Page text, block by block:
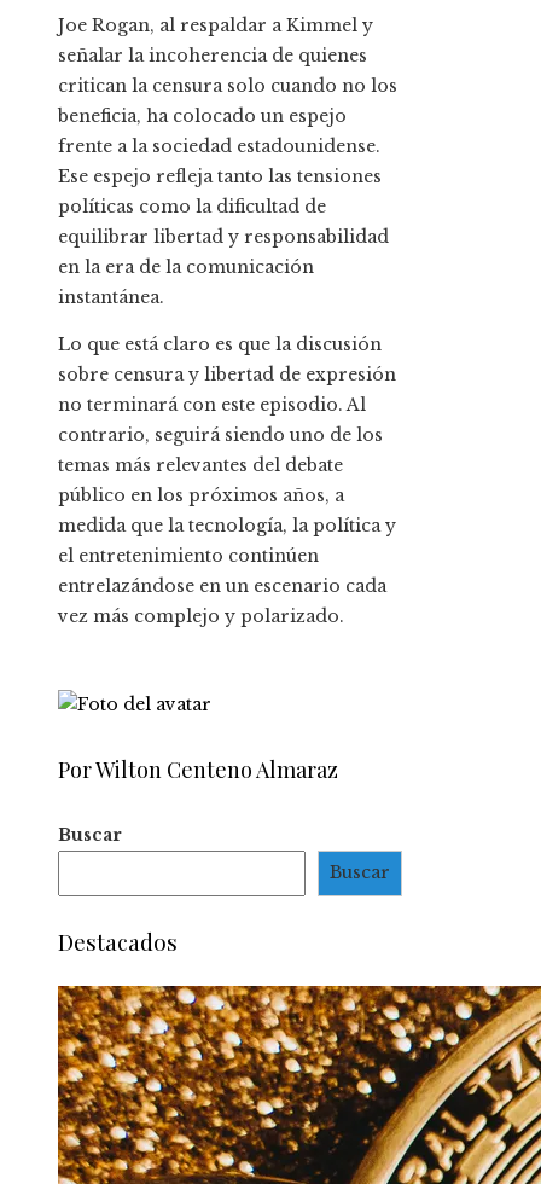
Joe Rogan, al respaldar a Kimmel y
señalar la incoherencia de quienes
critican la censura solo cuando no los
beneficia, ha colocado un espejo
frente a la sociedad estadounidense.
Ese espejo refleja tanto las tensiones
políticas como la dificultad de
equilibrar libertad y responsabilidad
en la era de la comunicación
instantánea.
Lo que está claro es que la discusión
sobre censura y libertad de expresión
no terminará con este episodio. Al
contrario, seguirá siendo uno de los
temas más relevantes del debate
público en los próximos años, a
medida que la tecnología, la política y
el entretenimiento continúen
entrelazándose en un escenario cada
vez más complejo y polarizado.
Por Wilton Centeno Almaraz
Buscar
Buscar
Destacados